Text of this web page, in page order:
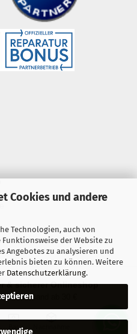
Cookies und andere
Technologien, auch von
der Website zu
Angebotes zu analysieren und
bieten zu können. Weitere
Datenschutzerklärung.
& sicherer Onlineshop
Versand ab 30 €